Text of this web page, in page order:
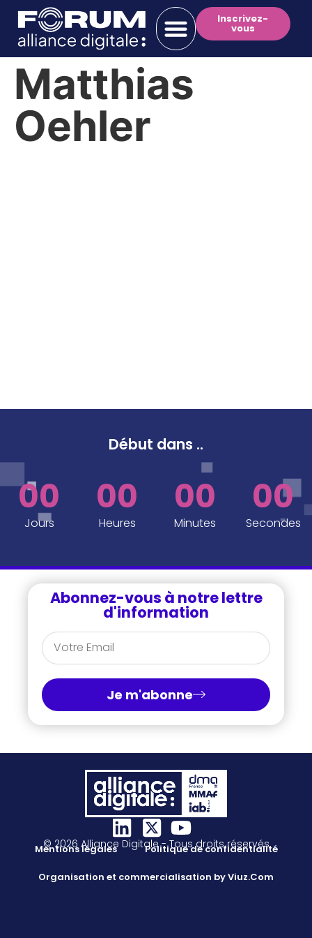
Inscrivez-
vous
Matthias
Oehler
Début dans ..
00
Jours
00
Heures
00
Minutes
00
Secondes
Abonnez-vous à notre lettre
d'information
Je m'abonne
© 2026 Alliance Digitale - Tous droits réservés
Mentions légales Politique de confidentialité
Organisation et commercialisation by Viuz.Com